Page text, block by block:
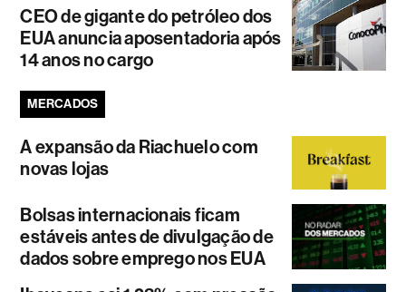
CEO de gigante do petróleo dos
EUA anuncia aposentadoria após
14 anos no cargo
MERCADOS
A expansão da Riachuelo com
novas lojas
Bolsas internacionais ficam
estáveis antes de divulgação de
dados sobre emprego nos EUA